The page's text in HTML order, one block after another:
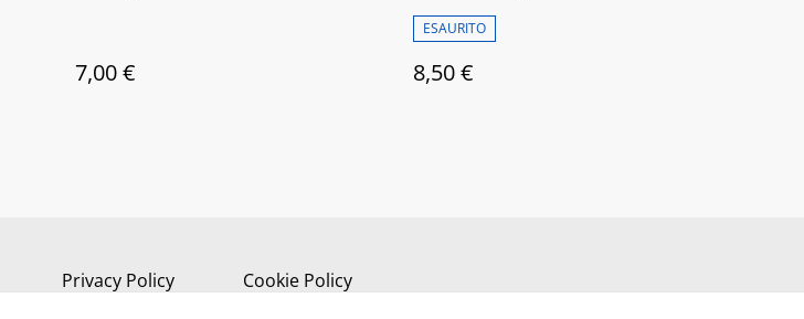
7,00 €
ESAURITO
8,50 €
Privacy Policy Cookie Policy